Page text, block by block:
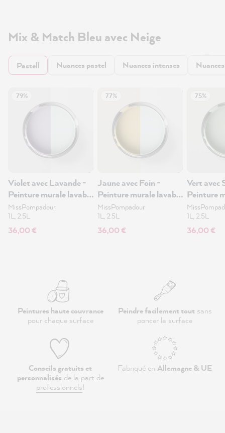
Mix & Match Bleu avec Neige
Pastell Nuances pastel Nuances intenses
79%
Violet avec Lavande -
Peinture murale lavable
1L
MissPompadour
1L, 2.5L
36,00 €
77%
Jaune avec Foin -
Peinture murale lavable
1L
MissPompadour
1L, 2.5L
36,00 €
75%
Vert avec
Peinture
1L
1L, 2.5L
36,00 €
Peintures haute couvrance
pour chaque surface
Peindre facilement toutsans
poncer la surface
Conseils gratuits et
personnalisés de la part de
professionnels!
Fabriqué en Allemagne & UE